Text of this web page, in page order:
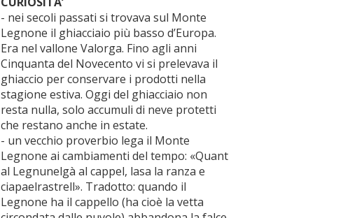
- nei secoli passati si trovava sul Monte
Legnone il ghiacciaio più basso d’Europa.
Era nel vallone Valorga. Fino agli anni
Cinquanta del Novecento vi si prelevava il
ghiaccio per conservare i prodotti nella
stagione estiva. Oggi del ghiacciaio non
resta nulla, solo accumuli di neve protetti
che restano anche in estate.
- un vecchio proverbio lega il Monte
Legnone ai cambiamenti del tempo: «Quant
al Legnunelgà al cappel, lasa la ranza e
ciapaelrastrell». Tradotto: quando il
Legnone ha il cappello (ha cioè la vetta